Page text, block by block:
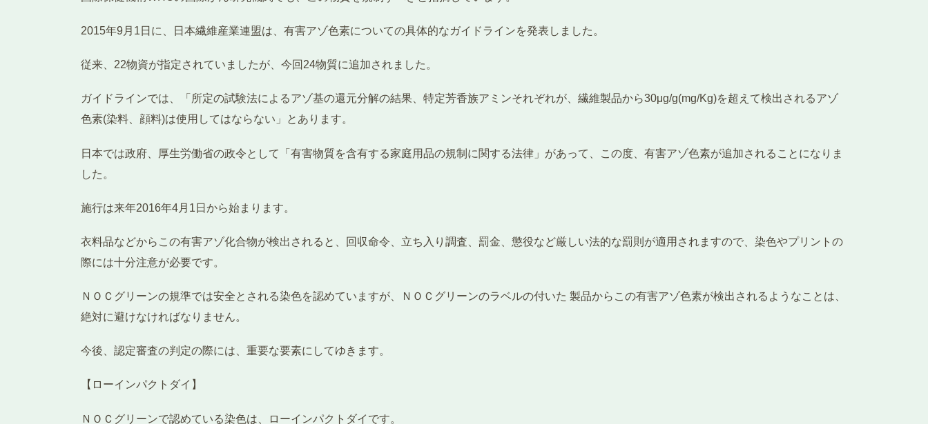
2015年9月1日に、日本繊維産業連盟は、有害アゾ色素についての具体的なガイドラインを発表しました。
従来、22物資が指定されていましたが、今回24物質に追加されました。
ガイドラインでは、「所定の試験法によるアゾ基の還元分解の結果、特定芳香族アミンそれぞれが、繊維製品から30μg/g(mg/Kg)を超えて検出されるアゾ
色素(染料、顔料)は使用してはならない」とあります。
日本では政府、厚生労働省の政令として「有害物質を含有する家庭用品の規制に関する法律」があって、この度、有害アゾ色素が追加されることになりま
した。
施行は来年2016年4月1日から始まります。
衣料品などからこの有害アゾ化合物が検出されると、回収命令、立ち入り調査、罰金、懲役など厳しい法的な罰則が適用されますので、染色やプリントの
際には十分注意が必要です。
ＮＯＣグリーンの規準では安全とされる染色を認めていますが、ＮＯＣグリーンのラベルの付いた 製品からこの有害アゾ色素が検出されるようなことは、
絶対に避けなければなりません。
今後、認定審査の判定の際には、重要な要素にしてゆきます。
【ローインパクトダイ】
ＮＯＣグリーンで認めている染色は、ローインパクトダイです。